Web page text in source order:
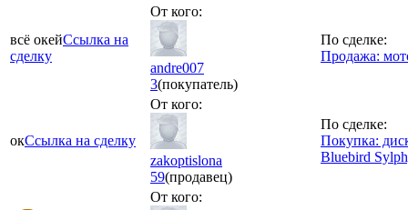
всё окейСсылка на
сделку
От кого:
andre007
3(покупатель)
По сделке:
Продажа:
окСсылка на сделку
От кого:
zakoptislona
59(продавец)
По сделке:
Покупка:
Bluebird
От кого: